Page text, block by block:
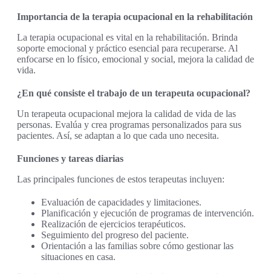
Importancia de la terapia ocupacional en la rehabilitación
La terapia ocupacional es vital en la rehabilitación. Brinda
soporte emocional y práctico esencial para recuperarse. Al
enfocarse en lo físico, emocional y social, mejora la calidad de
vida.
¿En qué consiste el trabajo de un terapeuta ocupacional?
Un terapeuta ocupacional mejora la calidad de vida de las
personas. Evalúa y crea programas personalizados para sus
pacientes. Así, se adaptan a lo que cada uno necesita.
Funciones y tareas diarias
Las principales funciones de estos terapeutas incluyen:
Evaluación de capacidades y limitaciones.
Planificación y ejecución de programas de intervención.
Realización de ejercicios terapéuticos.
Seguimiento del progreso del paciente.
Orientación a las familias sobre cómo gestionar las
situaciones en casa.